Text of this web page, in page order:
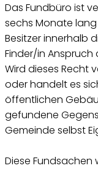
Das Fundbüro ist
sechs Monate
Besitzer innerhalb
Finder/in
Wird dieses Recht
oder handelt es
öffentlichen
gefundene
Gemeinde selbst
Diese